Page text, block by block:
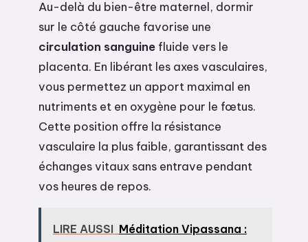
Au-delà du bien-être maternel, dormir
sur le côté gauche favorise une
circulation sanguine fluide vers le
placenta. En libérant les axes vasculaires,
vous permettez un apport maximal en
nutriments et en oxygène pour le fœtus.
Cette position offre la résistance
vasculaire la plus faible, garantissant des
échanges vitaux sans entrave pendant
vos heures de repos.
LIRE AUSSI Méditation Vipassana :